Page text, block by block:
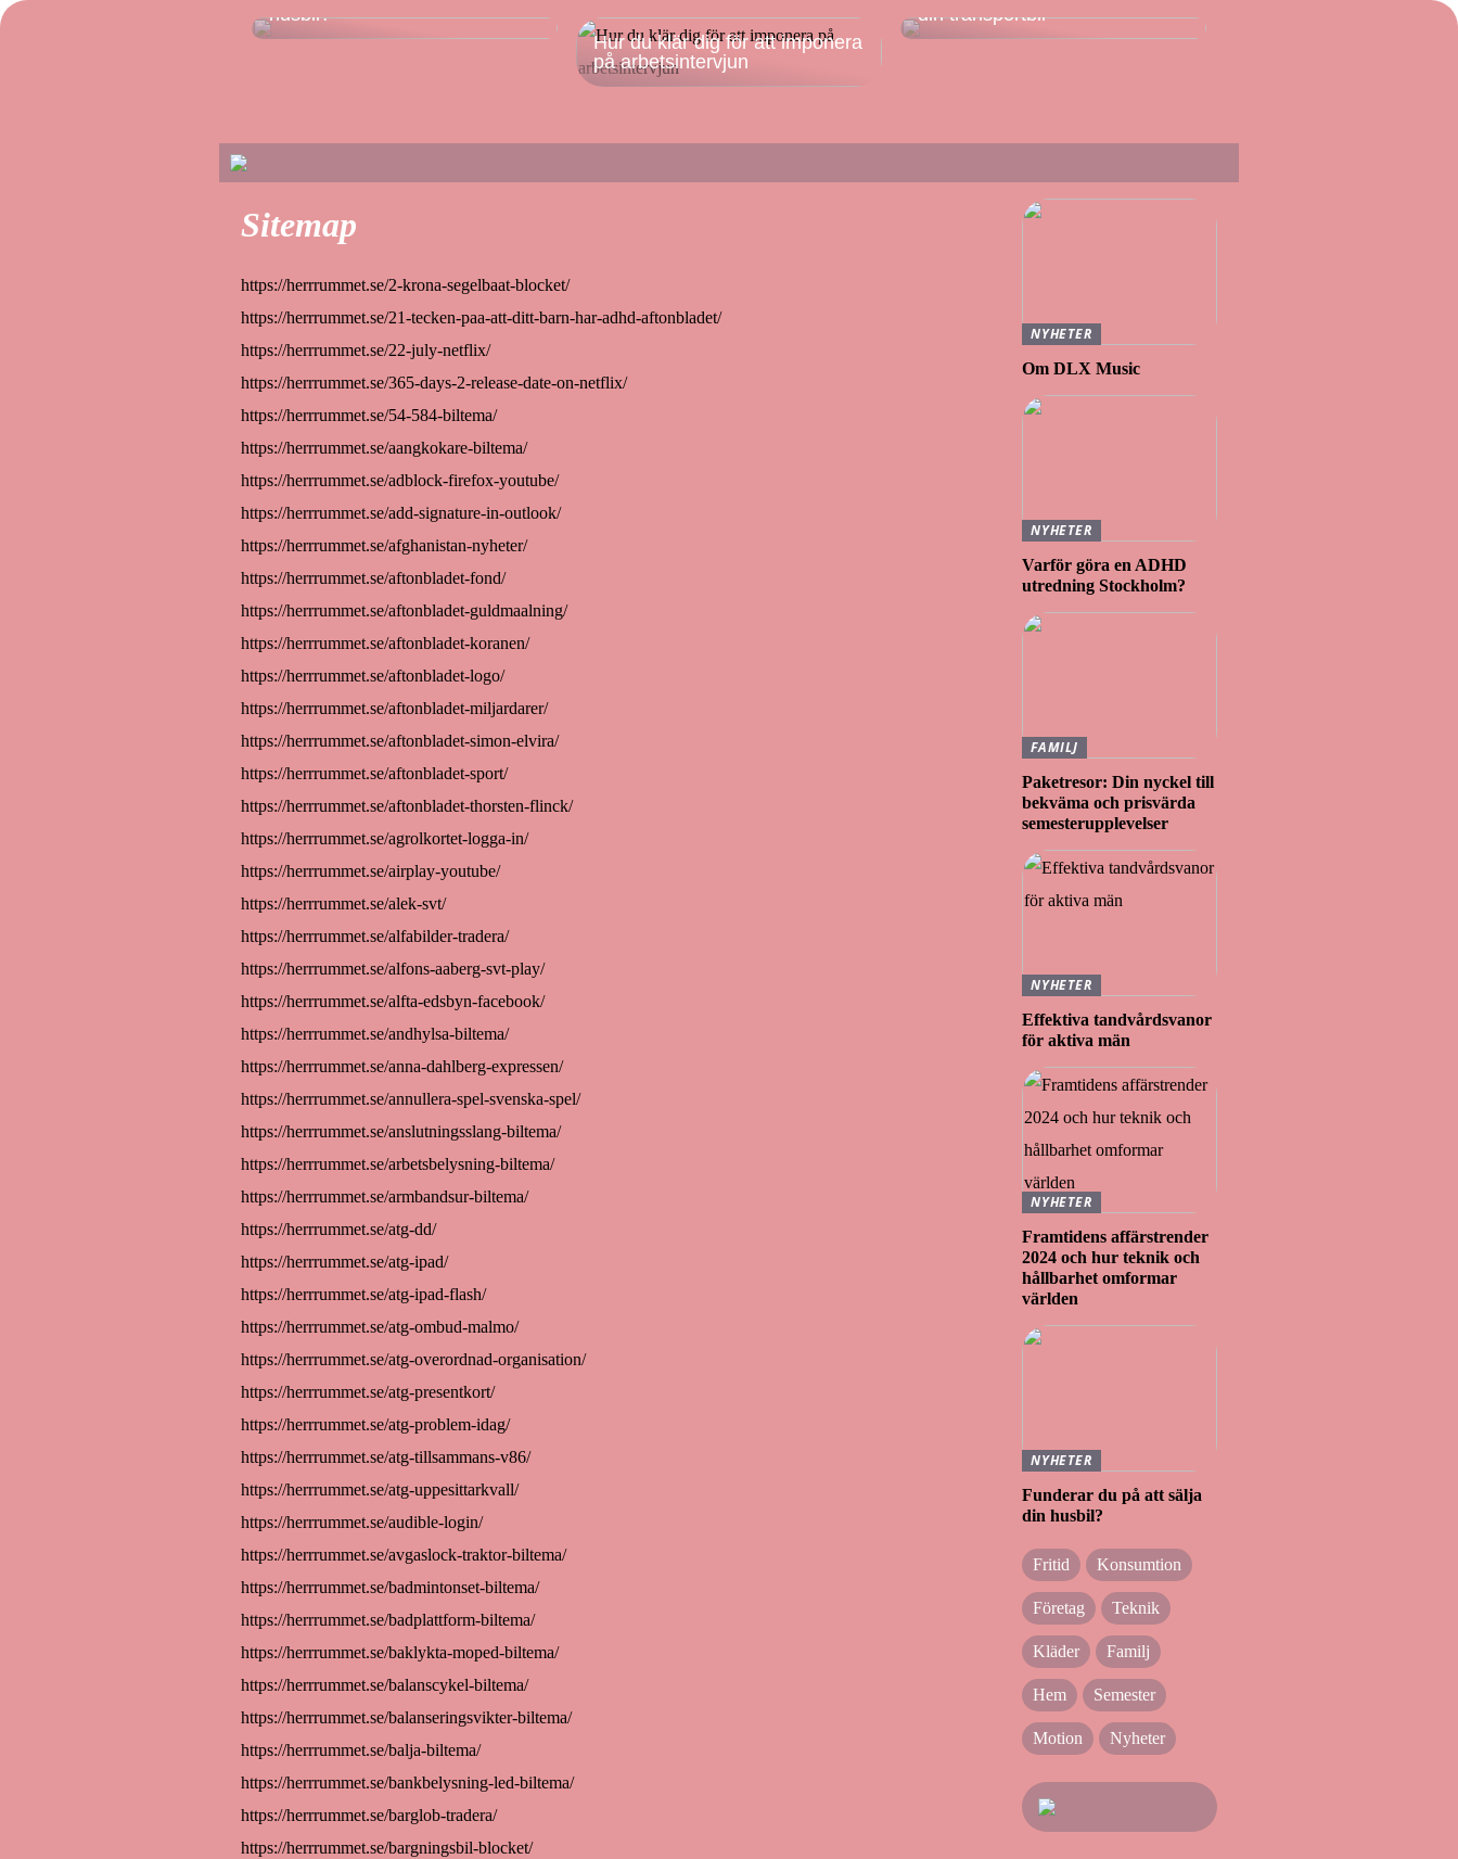
husbil?
Hur du klär dig för att imponera
på arbetsintervjun
din transportbil
Sitemap
https://herrrummet.se/2-krona-segelbaat-blocket/
https://herrrummet.se/21-tecken-paa-att-ditt-barn-har-adhd-aftonbladet/
https://herrrummet.se/22-july-netflix/
https://herrrummet.se/365-days-2-release-date-on-netflix/
https://herrrummet.se/54-584-biltema/
https://herrrummet.se/aangkokare-biltema/
https://herrrummet.se/adblock-firefox-youtube/
https://herrrummet.se/add-signature-in-outlook/
https://herrrummet.se/afghanistan-nyheter/
https://herrrummet.se/aftonbladet-fond/
https://herrrummet.se/aftonbladet-guldmaalning/
https://herrrummet.se/aftonbladet-koranen/
https://herrrummet.se/aftonbladet-logo/
https://herrrummet.se/aftonbladet-miljardarer/
https://herrrummet.se/aftonbladet-simon-elvira/
https://herrrummet.se/aftonbladet-sport/
https://herrrummet.se/aftonbladet-thorsten-flinck/
https://herrrummet.se/agrolkortet-logga-in/
https://herrrummet.se/airplay-youtube/
https://herrrummet.se/alek-svt/
https://herrrummet.se/alfabilder-tradera/
https://herrrummet.se/alfons-aaberg-svt-play/
https://herrrummet.se/alfta-edsbyn-facebook/
https://herrrummet.se/andhylsa-biltema/
https://herrrummet.se/anna-dahlberg-expressen/
https://herrrummet.se/annullera-spel-svenska-spel/
https://herrrummet.se/anslutningsslang-biltema/
https://herrrummet.se/arbetsbelysning-biltema/
https://herrrummet.se/armbandsur-biltema/
https://herrrummet.se/atg-dd/
https://herrrummet.se/atg-ipad/
https://herrrummet.se/atg-ipad-flash/
https://herrrummet.se/atg-ombud-malmo/
https://herrrummet.se/atg-overordnad-organisation/
https://herrrummet.se/atg-presentkort/
https://herrrummet.se/atg-problem-idag/
https://herrrummet.se/atg-tillsammans-v86/
https://herrrummet.se/atg-uppesittarkvall/
https://herrrummet.se/audible-login/
https://herrrummet.se/avgaslock-traktor-biltema/
https://herrrummet.se/badmintonset-biltema/
https://herrrummet.se/badplattform-biltema/
https://herrrummet.se/baklykta-moped-biltema/
https://herrrummet.se/balanscykel-biltema/
https://herrrummet.se/balanseringsvikter-biltema/
https://herrrummet.se/balja-biltema/
https://herrrummet.se/bankbelysning-led-biltema/
https://herrrummet.se/barglob-tradera/
https://herrrummet.se/bargningsbil-blocket/
NYHETER
Om DLX Music
NYHETER
Varför göra en ADHD
utredning Stockholm?
FAMILJ
Paketresor: Din nyckel till
bekväma och prisvärda
semesterupplevelser
NYHETER
Effektiva tandvårdsvanor
för aktiva män
NYHETER
Framtidens affärstrender
2024 och hur teknik och
hållbarhet omformar
världen
NYHETER
Funderar du på att sälja
din husbil?
Fritid Konsumtion
Företag Teknik
Kläder Familj
Hem Semester
Motion Nyheter